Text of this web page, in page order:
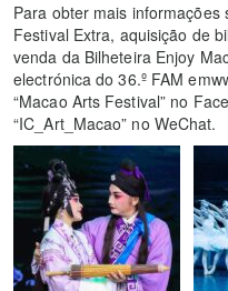
Para obter mais
Festival Extra, aquisição de
venda da Bilheteira Enjoy
electrónica do 36.º FAM
“Macao Arts Festival” no
“IC_Art_Macao” no WeChat.